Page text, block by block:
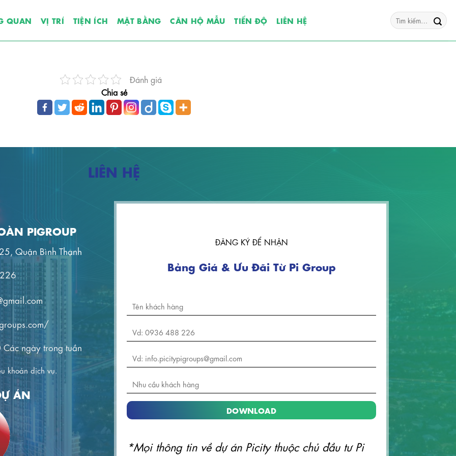
QUAN VỊ TRÍ TIỆN ÍCH MẶT BẰNG CĂN HỘ MẪU TIẾN ĐỘ LIÊN HỆ
Tìm
kiếm:
Đánh giá
Chia sẻ
LIÊN HỆ
PIGROUP
Quận Bình Thạnh
ngày trong tuần
khoản dịch vụ.
ÁN
ĐĂNG KÝ ĐỂ NHẬN
Bảng Giá & Ưu Đãi Từ Pi Group
*Mọi thông tin về dự án Picity thuộc chủ đầu tư Pi